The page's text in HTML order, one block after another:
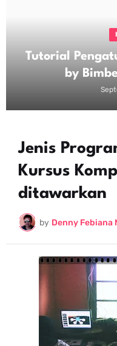
Tutorial
by
Jenis
Kursus
ditawarkan
by Denny Febiana